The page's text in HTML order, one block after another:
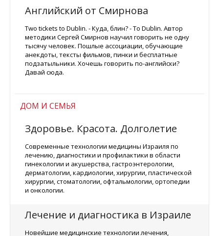
Английский от Смирнова
Two tickets to Dublin. - Куда, блин? - To Dublin. Автор
методики Сергей Смирнов научил говорить не одну
тысячу человек. Пошлые ассоциации, обучающие
анекдоты, тексты фильмов, пинки и бесплатные
подзатыльники. Хочешь говорить по-английски?
Давай сюда.
ДОМ И СЕМЬЯ
Здоровье. Красота. Долголетие
Современные технологии медицины Израиля по
лечению, диагностики и профилактики в области
гинекологии и акушерства, гастроэнтерологии,
дерматологии, кардиологии, хирургии, пластической
хирургии, стоматологии, офтальмологии, ортопедии
и онкологии.
Лечение и диагностика в Израиле
Новейшие медицинские технологии лечения,